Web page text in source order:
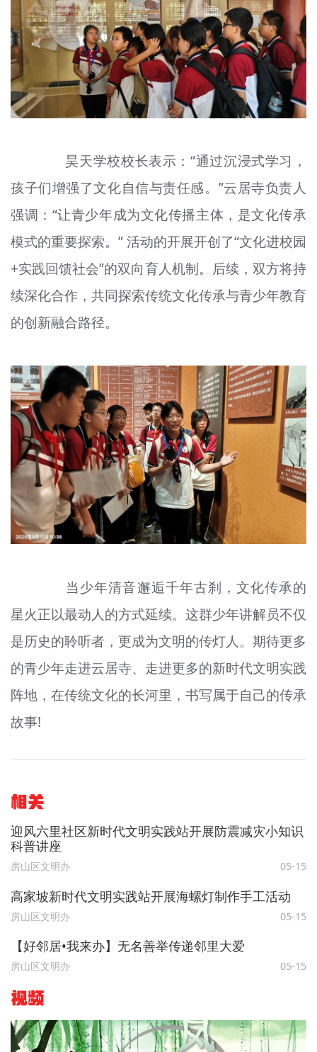
昊天学校校长表示：“通过沉浸式学习，
孩子们增强了文化自信与责任感。”云居寺负责人
强调：“让青少年成为文化传播主体，是文化传承
模式的重要探索。” 活动的开展开创了“文化进校园
+实践回馈社会”的双向育人机制。后续，双方将持
续深化合作，共同探索传统文化传承与青少年教育
的创新融合路径。
当少年清音邂逅千年古刹，文化传承的
星火正以最动人的方式延续。这群少年讲解员不仅
是历史的聆听者，更成为文明的传灯人。期待更多
的青少年走进云居寺、走进更多的新时代文明实践
阵地，在传统文化的长河里，书写属于自己的传承
故事!
相关
迎风六里社区新时代文明实践站开展防震减灾小知识
科普讲座
房山区文明办 05-15
高家坡新时代文明实践站开展海螺灯制作手工活动
房山区文明办 05-15
【好邻居•我来办】无名善举传递邻里大爱
房山区文明办 05-15
视频